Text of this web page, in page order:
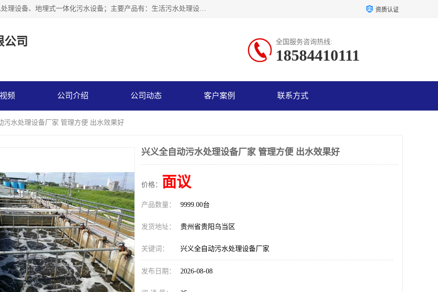
贵州鑫沣源环境科技公司主营一体化污水处理设备、医院污水处理设备、地埋式一体化污水设备；主要产品有：生活污水处理设备，养殖场废水处理设备，屠宰废水处理设备，洗涤废水处理设备，MBR膜生物处理设备，反渗透纯水设备，二次供水水箱清洗消毒，净水过滤设备，软水设备等。欢迎新老顾客来电咨询！ 资质认证
公司 全国服务咨询热线:
18584410111
频 公司介绍 公司动态 客户案例 联系方式
污水处理设备厂家 管理方便 出水效果好
兴义全自动污水处理设备厂家 管理方便 出水效果好
价格： 面议
产品数量： 9999.00台
发货地址： 贵州省贵阳乌当区
关键词： 兴义全自动污水处理设备厂家
发布日期： 2026-08-08